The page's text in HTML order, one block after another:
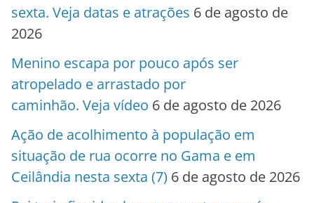
sexta. Veja datas e atrações 6 de agosto de
2026
Menino escapa por pouco após ser
atropelado e arrastado por
caminhão. Veja vídeo 6 de agosto de 2026
Ação de acolhimento à população em
situação de rua ocorre no Gama e em
Ceilândia nesta sexta (7) 6 de agosto de 2026